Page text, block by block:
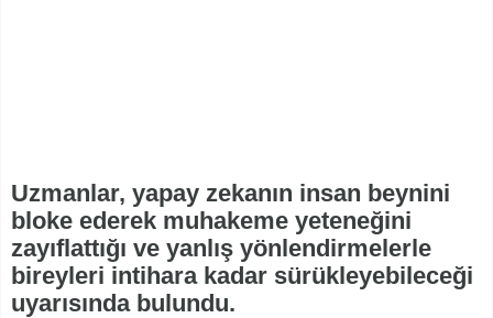
Uzmanlar, yapay zekanın insan beynini
bloke ederek muhakeme yeteneğini
zayıflattığı ve yanlış yönlendirmelerle
bireyleri intihara kadar sürükleyebileceği
uyarısında bulundu.